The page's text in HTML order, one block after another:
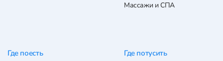
Массажи и СПА
Где поесть Где потусить